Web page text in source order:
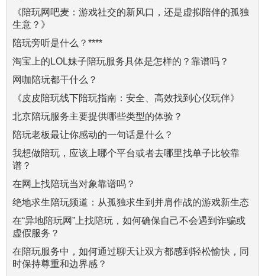
《陪玩网吧麦：游戏社交的新风口，还是虚拟陪伴的孤独
生意？》
陪玩旁听是什么？****
淘宝上的LOL妹子陪玩服务具体是怎样的？靠谱吗？
网咖陪玩都干什么？
《皮皮陪玩线下陪玩指南：安全、高效找到心仪玩伴》
北京陪玩服务主要提供哪些类型的体验？
陪玩老板最让你感动的一句话是什么？
我想做陪玩，应该上哪个平台或者去哪里找单子比较靠
谱？
在网上找陪玩当对象靠谱吗？
绝地求生陪玩频道：从孤独求生到并肩作战的游戏新生态
在“异地陪玩网”上找陪玩，如何确保自己不会遇到诈骗或
虚假服务？
在陪玩服务中，如何通过聊天让双方都感到轻松愉快，同
时保持尊重和边界感？